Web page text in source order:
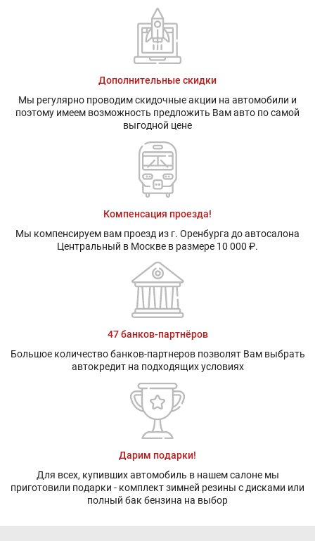
Дополнительные скидки
Мы регулярно проводим скидочные акции на автомобили и
поэтому имеем возможность предложить Вам авто по самой
выгодной цене
Компенсация проезда!
Мы компенсируем вам проезд из г. Оренбурга до автосалона
Центральный в Москве в размере 10 000 ₽.
47 банков-партнёров
Большое количество банков-партнеров позволят Вам выбрать
автокредит на подходящих условиях
Дарим подарки!
Для всех, купивших автомобиль в нашем салоне мы
приготовили подарки - комплект зимней резины с дисками или
полный бак бензина на выбор